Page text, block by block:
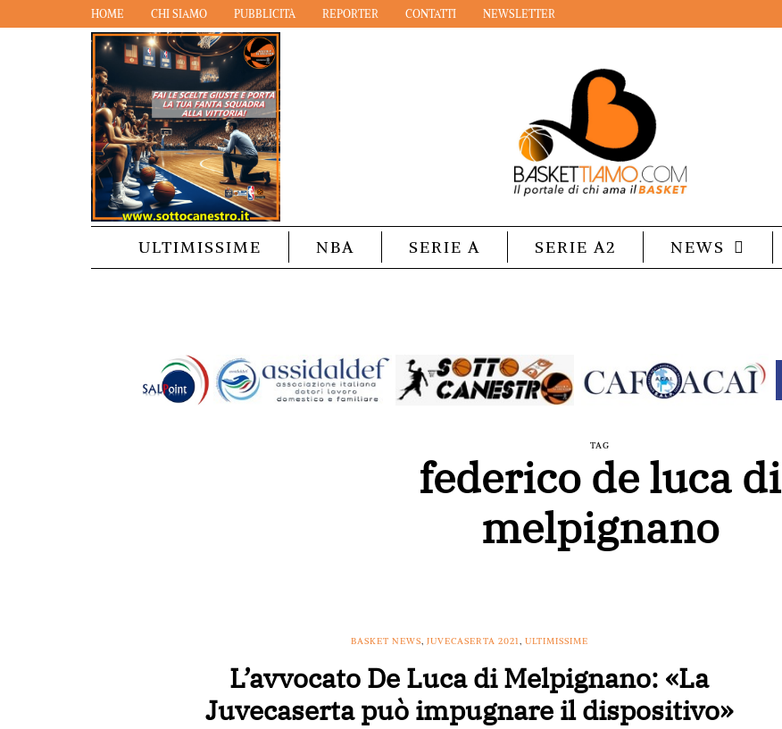
HOME CHI SIAMO PUBBLICITÀ REPORTER CONTATTI NEWSLETTER
ULTIMISSIME NBA SERIE A SERIE A2 NEWS
TAG
federico de luca di
melpignano
BASKET NEWS, JUVECASERTA 2021, ULTIMISSIME
L’avvocato De Luca di Melpignano: «La
Juvecaserta può impugnare il dispositivo»